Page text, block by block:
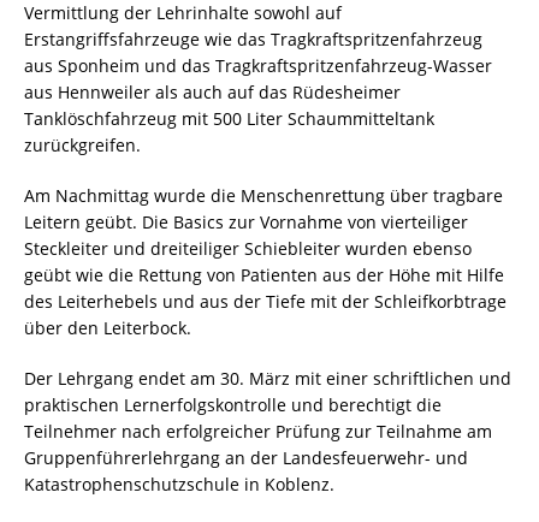
Vermittlung der Lehrinhalte sowohl auf
Erstangriffsfahrzeuge wie das Tragkraftspritzenfahrzeug
aus Sponheim und das Tragkraftspritzenfahrzeug-Wasser
aus Hennweiler als auch auf das Rüdesheimer
Tanklöschfahrzeug mit 500 Liter Schaummitteltank
zurückgreifen.
Am Nachmittag wurde die Menschenrettung über tragbare
Leitern geübt. Die Basics zur Vornahme von vierteiliger
Steckleiter und dreiteiliger Schiebleiter wurden ebenso
geübt wie die Rettung von Patienten aus der Höhe mit Hilfe
des Leiterhebels und aus der Tiefe mit der Schleifkorbtrage
über den Leiterbock.
Der Lehrgang endet am 30. März mit einer schriftlichen und
praktischen Lernerfolgskontrolle und berechtigt die
Teilnehmer nach erfolgreicher Prüfung zur Teilnahme am
Gruppenführerlehrgang an der Landesfeuerwehr- und
Katastrophenschutzschule in Koblenz.